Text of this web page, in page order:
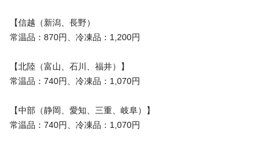
【信越（新潟、長野）
常温品：870円、冷凍品：1,200円
【北陸（富山、石川、福井）】
常温品：740円、冷凍品：1,070円
【中部（静岡、愛知、三重、岐阜）】
常温品：740円、冷凍品：1,070円